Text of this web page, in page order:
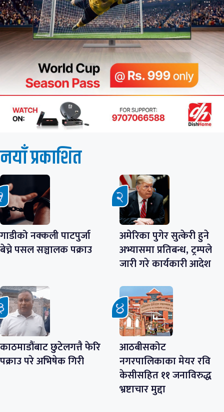
नयाँ प्रकाशित
गाडीको नक्कली पाटपुर्जा
बेच्ने पसल सञ्चालक पक्राउ
अमेरिका पुगेर सुत्केरी हुने
अभ्यासमा प्रतिबन्ध, ट्रम्पले
जारी गरे कार्यकारी आदेश
काठमाडौंबाट छुटेलगत्तै फेरि
पक्राउ परे अभिषेक गिरी
आठबीसकोट
नगरपालिकाका मेयर रवि
केसीसहित ११ जनाविरुद्ध
भ्रष्टाचार मुद्दा